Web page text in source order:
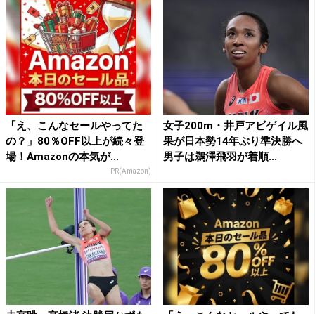
「え、こんなセールやってた
の？」80％OFF以上が続々登
場！Amazonの本気が...
PR(Amazon)
女子200m・井戸アビゲイル風
果が日本勢14年ぶり準決勝へ
男子は鵜澤飛羽が着順...